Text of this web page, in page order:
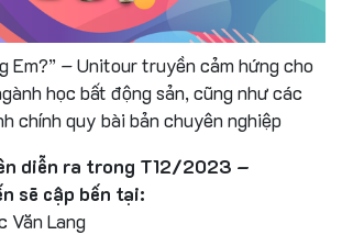
Em?” – Unitour truyền cảm hứng cho
học bất động sản, cũng như các
chính quy bài bản chuyên nghiệp
diễn ra trong T12/2023 –
sẽ cập bến tại:
Văn Lang